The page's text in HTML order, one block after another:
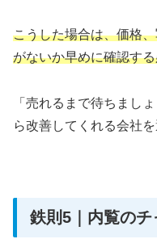
こうした場合は、価格
がないか早めに確認す
「売れるまで待ちまし
ら改善してくれる会社を
鉄則5｜内覧の